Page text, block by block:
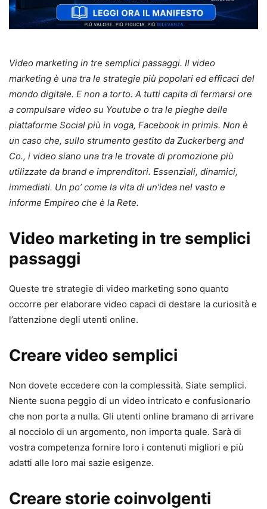
Video marketing in tre semplici passaggi. Il video
marketing è una tra le strategie più popolari ed efficaci del
mondo digitale. E non a torto. A tutti capita di fermarsi ore
a compulsare video su Youtube o tra le pieghe delle
piattaforme Social più in voga, Facebook in primis. Non è
un caso che, sullo strumento gestito da Zuckerberg and
Co., i video siano una tra le trovate di promozione più
utilizzate da brand e imprenditori. Essenziali, dinamici,
immediati. Un po’ come la vita di un’idea nel vasto e
informe Empireo che è la Rete.
Video marketing in tre semplici
passaggi
Queste tre strategie di video marketing sono quanto
occorre per elaborare video capaci di destare la curiosità e
l’attenzione degli utenti online.
Creare video semplici
Non dovete eccedere con la complessità. Siate semplici.
Niente suona peggio di un video intricato e confusionario
che non porta a nulla. Gli utenti online bramano di arrivare
al nocciolo di un argomento, non importa quale. Sarà di
vostra competenza fornire loro i contenuti migliori e più
adatti alle loro mai sazie esigenze.
Creare storie coinvolgenti